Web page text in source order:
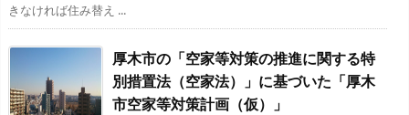
きなければ住み替え ...
厚木市の「空家等対策の推進に関する特
別措置法（空家法）」に基づいた「厚木
市空家等対策計画（仮）」